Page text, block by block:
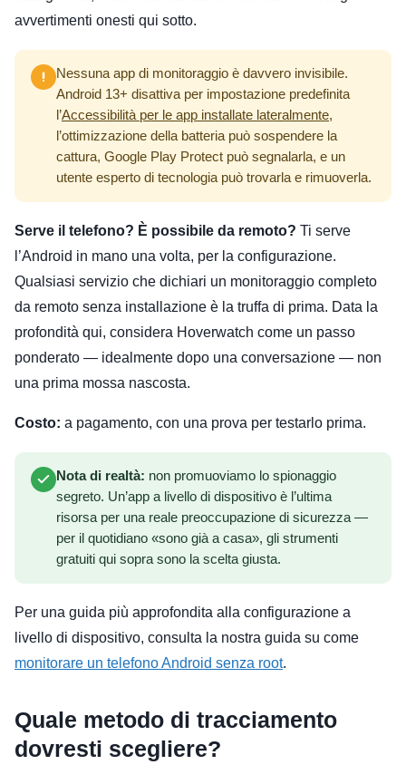
avvertimenti onesti qui sotto.
Nessuna app di monitoraggio è davvero invisibile.
Android 13+ disattiva per impostazione predefinita
l’Accessibilità per le app installate lateralmente,
l’ottimizzazione della batteria può sospendere la
cattura, Google Play Protect può segnalarla, e un
utente esperto di tecnologia può trovarla e rimuoverla.
Serve il telefono? È possibile da remoto? Ti serve
l’Android in mano una volta, per la configurazione.
Qualsiasi servizio che dichiari un monitoraggio completo
da remoto senza installazione è la truffa di prima. Data la
profondità qui, considera Hoverwatch come un passo
ponderato — idealmente dopo una conversazione — non
una prima mossa nascosta.
Costo: a pagamento, con una prova per testarlo prima.
Nota di realtà: non promuoviamo lo spionaggio
segreto. Un’app a livello di dispositivo è l’ultima
risorsa per una reale preoccupazione di sicurezza —
per il quotidiano «sono già a casa», gli strumenti
gratuiti qui sopra sono la scelta giusta.
Per una guida più approfondita alla configurazione a
livello di dispositivo, consulta la nostra guida su come
monitorare un telefono Android senza root.
Quale metodo di tracciamento
dovresti scegliere?